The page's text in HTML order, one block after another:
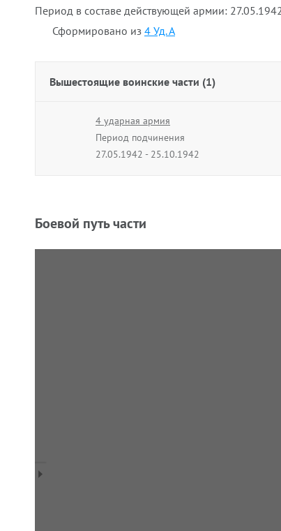
Период в составе действующей армии:
Сформировано из 4 Уд. А
Вышестоящие воинские части (1)
4 ударная армия
Период подчинения
27.05.1942 - 25.10.1942
Боевой путь части